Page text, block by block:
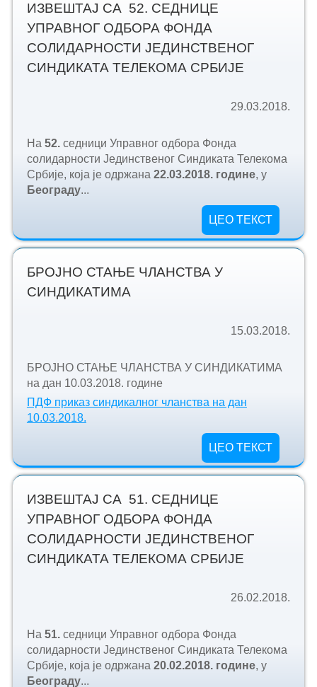
ИЗВЕШТАЈ СА 52. СЕДНИЦЕ
УПРАВНОГ ОДБОРА ФОНДА
СОЛИДАРНОСТИ ЈЕДИНСТВЕНОГ
СИНДИКАТА ТЕЛЕКОМА СРБИЈЕ
29.03.2018.
На 52. седници Управног одбора Фонда
солидарности Јединственог Синдиката Телекома
Србије, која је одржана 22.03.2018. године, у
Београду...
ЦЕО ТЕКСТ
БРОЈНО СТАЊЕ ЧЛАНСТВА У
СИНДИКАТИМА
15.03.2018.
БРОЈНО СТАЊЕ ЧЛАНСТВА У СИНДИКАТИМА
на дан 10.03.2018. године
ПДФ приказ синдикалног чланства на дан
10.03.2018.
ЦЕО ТЕКСТ
ИЗВЕШТАЈ СА 51. СЕДНИЦЕ
УПРАВНОГ ОДБОРА ФОНДА
СОЛИДАРНОСТИ ЈЕДИНСТВЕНОГ
СИНДИКАТА ТЕЛЕКОМА СРБИЈЕ
26.02.2018.
На 51. седници Управног одбора Фонда
солидарности Јединственог Синдиката Телекома
Србије, која је одржана 20.02.2018. године, у
Београду...